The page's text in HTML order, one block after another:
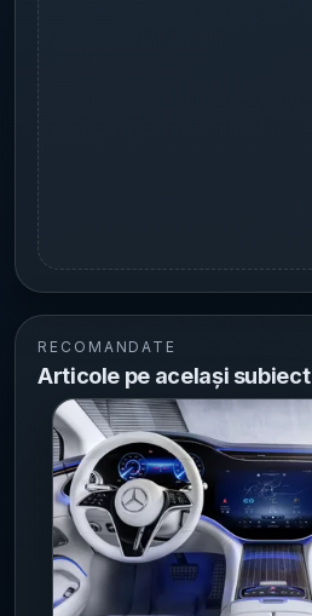
RECOMANDATE
Articole pe același subiect